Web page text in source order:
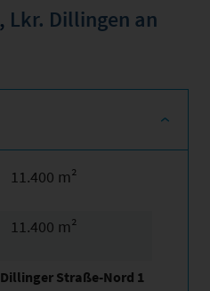
, Lkr. Dillingen an
11.400 m²
11.400 m²
Dillinger Straße-Nord 1